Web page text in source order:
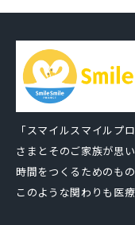
「スマイルスマイルプ
さまとそのご家族が思
時間をつくるためのもの
このような関わりも医